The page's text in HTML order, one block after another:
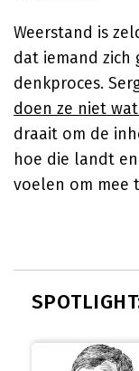
Weerstand is
dat iemand zich
denkproces.
doen ze niet
draait om de
hoe die landt
voelen om mee